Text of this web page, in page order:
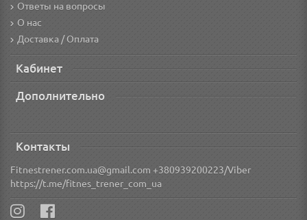
Ответы на вопросы
О нас
Доставка / Оплата
Кабинет
Дополнительно
Контакты
Fitnestrener.com.ua@gmail.com +380939200223/Viber
https://t.me/fitnes_trener_com_ua